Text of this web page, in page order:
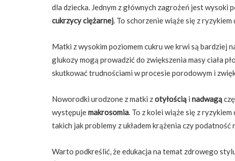
dla dziecka. Jednym z głównych zagrożeń jest wysoki
cukrzycy ciężarnej. To schorzenie wiąże się z
Matki z wysokim poziomem cukru we krwi są bardziej
glukozy mogą prowadzić do zwiększenia masy ciała
skutkować trudnościami w procesie porodowym i
Noworodki urodzone z matki zotyłością i nadwagą
występujemakrosomia. To z kolei wiąże się z
takich jak problemy z układem krążenia czy podatność
Warto podkreślić, że edukacja na temat zdrowego